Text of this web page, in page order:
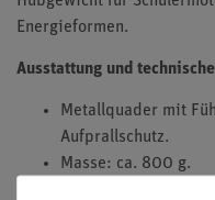
Energieformen.
Ausstattung und
Metallquader mit
Aufprallschutz.
Masse: ca. 800 g.